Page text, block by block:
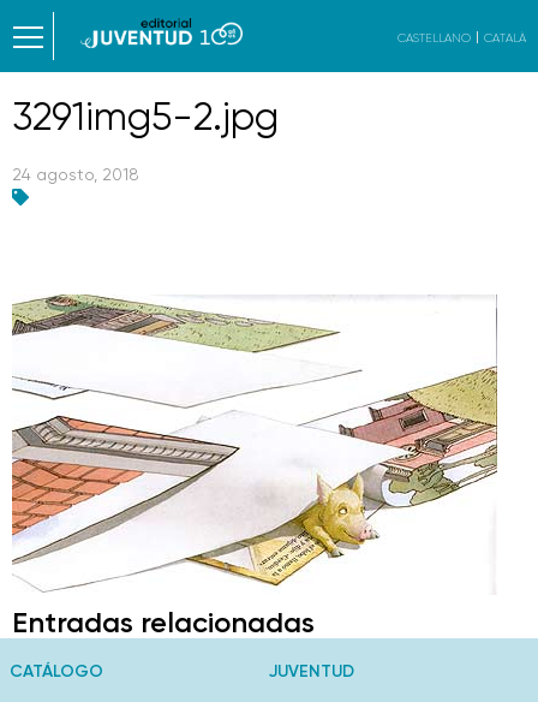
CASTELLANO CATALÀ
3291img5-2.jpg
24 agosto, 2018
Entradas relacionadas
CATÁLOGO JUVENTUD